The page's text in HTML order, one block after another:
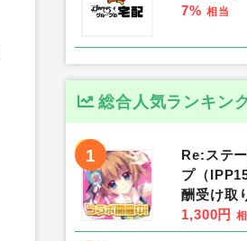
7% 相当
総合人気ランキン
1
Re:ステ
プ（
酬受け取
1,300円